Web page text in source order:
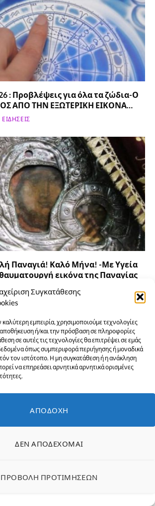
Συγκατάθεσης
καλύτερη εμπειρία, χρησιμοποιούμε τεχνολογίες
ή/και την πρόσβαση σε πληροφορίες
σε αυτές τις τεχνολογίες θα επιτρέψει σε εμάς
όπως συμπεριφορά περιήγησης ή μοναδικά
τον ιστότοπο. Η μη συγκατάθεση ή η ανάκληση
να επηρεάσει αρνητικά αρνητικά ορισμένες
ΑΠΟΔΟΧΉ
ΔΕΝ ΑΠΟΔΈΧΟΜΑΙ
ΠΡΟΒΟΛΉ ΠΡΟΤΙΜΉΣΕΩΝ
: Προβλέψεις για όλα τα ζώδια-Ο
ΑΠΟ ΤΗΝ ΕΞΩΤΕΡΙΚΗ ΕΙΚΟΝΑ…
ΕΙΔΉΣΕΙΣ
Παναγιά! Καλό Μήνα! -Με Υγεία
εικόνα της Παναγίας
ΕΙΔΉΣΕΙΣ
2026: Όλο το πρόγραμμα